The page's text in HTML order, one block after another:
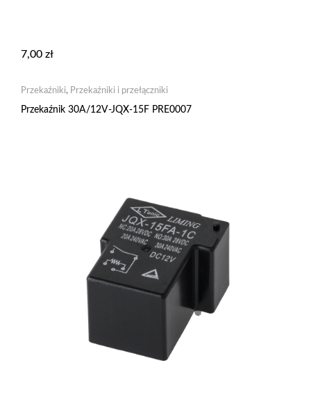
7,00 zł
Przekaźniki, Przekaźniki i przełączniki
Przekaźnik 30A/12V-JQX-15F PRE0007